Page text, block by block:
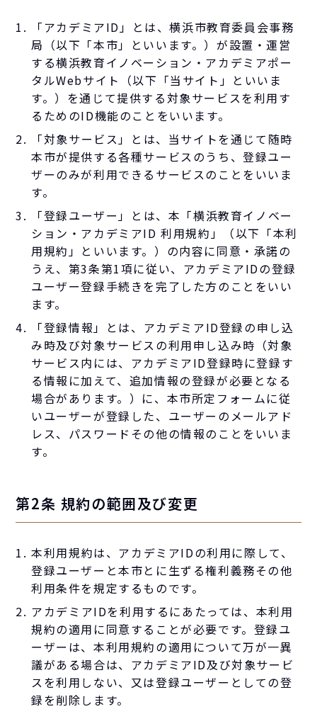
「アカデミアID」とは、横浜市教育委員会事務
局（以下「本市」といいます。）が設置・運営
する横浜教育イノベーション・アカデミアポー
タルWebサイト（以下「当サイト」といいま
す。）を通じて提供する対象サービスを利用す
るためのID機能のことをいいます。
「対象サービス」とは、当サイトを通じて随時
本市が提供する各種サービスのうち、登録ユー
ザーのみが利用できるサービスのことをいいま
す。
「登録ユーザー」とは、本「横浜教育イノベー
ション・アカデミアID 利用規約」（以下「本利
用規約」といいます。）の内容に同意・承諾の
うえ、第3条第1項に従い、アカデミアIDの登録
ユーザー登録手続きを完了した方のことをいい
ます。
「登録情報」とは、アカデミアID登録の申し込
み時及び対象サービスの利用申し込み時（対象
サービス内には、アカデミアID登録時に登録す
る情報に加えて、追加情報の登録が必要となる
場合があります。）に、本市所定フォームに従
いユーザーが登録した、ユーザーのメールアド
レス、パスワードその他の情報のことをいいま
す。
第2条 規約の範囲及び変更
本利用規約は、アカデミアIDの利用に際して、
登録ユーザーと本市とに生ずる権利義務その他
利用条件を規定するものです。
アカデミアIDを利用するにあたっては、本利用
規約の適用に同意することが必要です。登録ユ
ーザーは、本利用規約の適用について万が一異
議がある場合は、アカデミアID及び対象サービ
スを利用しない、又は登録ユーザーとしての登
録を削除します。